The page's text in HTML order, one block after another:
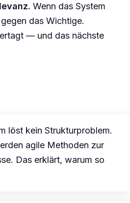
Wenn das System
das Wichtige.
— und das nächste
löst kein Strukturproblem.
agile Methoden zur
Das erklärt, warum so